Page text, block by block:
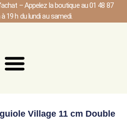
– Appelez la boutique au 01 48 87
19 h du lundi au samedi.
Village 11 cm Double